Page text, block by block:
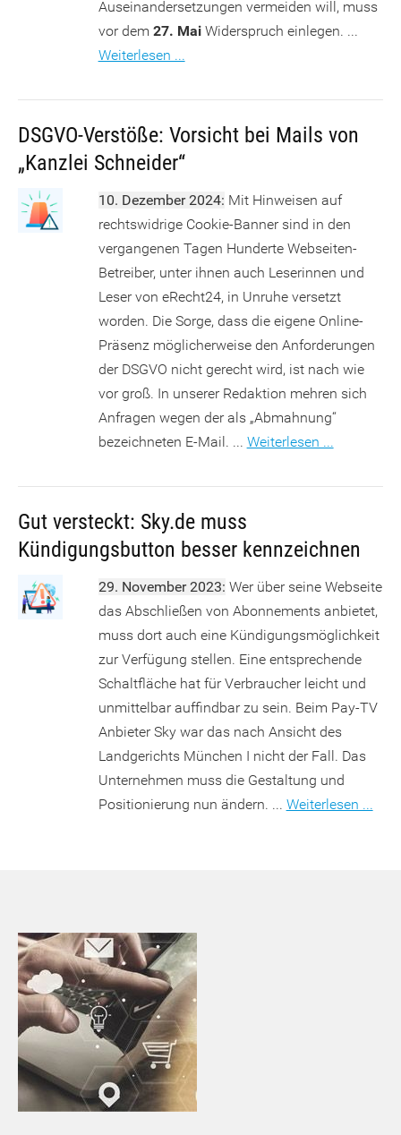
Auseinandersetzungen vermeiden will, muss
vor dem 27. MaiWiderspruch einlegen. ...
Weiterlesen ...
DSGVO-Verstöße: Vorsicht bei Mails von
„Kanzlei Schneider“
10. Dezember 2024: Mit Hinweisen auf
rechtswidrige Cookie-Banner sind in den
vergangenen Tagen Hunderte Webseiten-
Betreiber, unter ihnen auch Leserinnen und
Leser von eRecht24, in Unruhe versetzt
worden. Die Sorge, dass die eigene Online-
Präsenz möglicherweise den Anforderungen
der DSGVO nicht gerecht wird, ist nach wie
vor groß. In unserer Redaktion mehren sich
Anfragen wegen der als „Abmahnung“
bezeichneten E-Mail. ... Weiterlesen ...
Gut versteckt: Sky.de muss
Kündigungsbutton besser kennzeichnen
29. November 2023: Wer über seine Webseite
das Abschließen von Abonnements anbietet,
muss dort auch eine Kündigungsmöglichkeit
zur Verfügung stellen. Eine entsprechende
Schaltfläche hat für Verbraucher leicht und
unmittelbar auffindbar zu sein. Beim Pay-TV
Anbieter Sky war das nach Ansicht des
Landgerichts München I nicht der Fall. Das
Unternehmen muss die Gestaltung und
Positionierung nun ändern. ... Weiterlesen ...